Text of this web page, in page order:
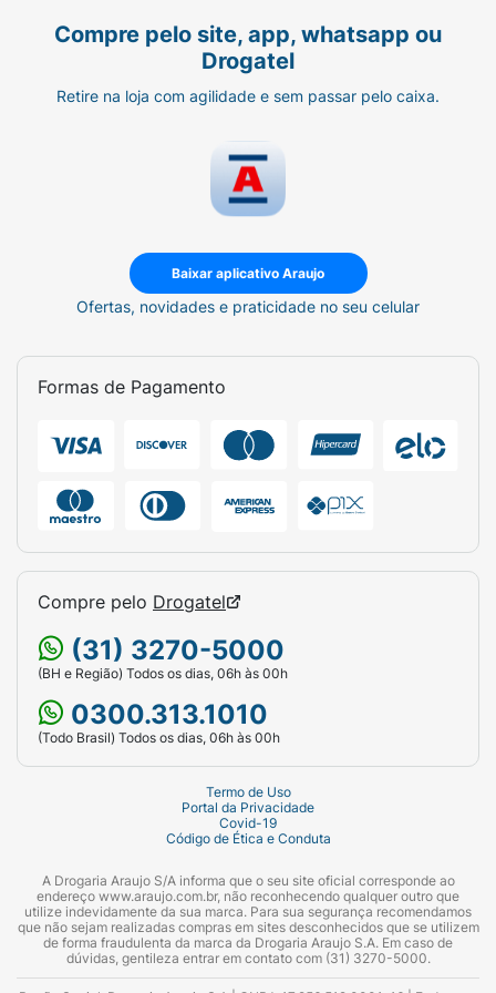
Compre pelo site, app, whatsapp ou
Drogatel
Retire na loja com agilidade e sem passar pelo caixa.
Baixar aplicativo Araujo
Ofertas, novidades e praticidade no seu celular
Formas de Pagamento
Compre pelo Drogatel
(31) 3270-5000
(BH e Região) Todos os dias, 06h às 00h
0300.313.1010
(Todo Brasil) Todos os dias, 06h às 00h
Termo de Uso
Portal da Privacidade
Covid-19
Código de Ética e Conduta
A Drogaria Araujo S/A informa que o seu site oficial corresponde ao
endereço www.araujo.com.br, não reconhecendo qualquer outro que
utilize indevidamente da sua marca. Para sua segurança recomendamos
que não sejam realizadas compras em sites desconhecidos que se utilizem
de forma fraudulenta da marca da Drogaria Araujo S.A. Em caso de
dúvidas, gentileza entrar em contato com (31) 3270-5000.